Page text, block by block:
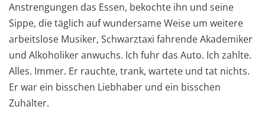
Anstrengungen das Essen, bekochte ihn und seine
Sippe, die täglich auf wundersame Weise um weitere
arbeitslose Musiker, Schwarztaxi fahrende Akademiker
und Alkoholiker anwuchs. Ich fuhr das Auto. Ich zahlte.
Alles. Immer. Er rauchte, trank, wartete und tat nichts.
Er war ein bisschen Liebhaber und ein bisschen
Zuhälter.